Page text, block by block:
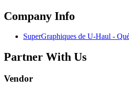
Company Info
SuperGraphiques de U-Haul -
Partner With Us
Vendor